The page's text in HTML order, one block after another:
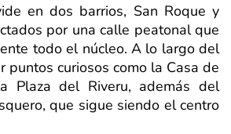
en dos barrios, San Roque y
por una calle peatonal que
todo el núcleo. A lo largo del
puntos curiosos como la Casa de
Plaza del Riveru, además del
que sigue siendo el centro